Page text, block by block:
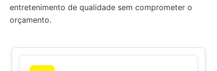
entretenimento de qualidade sem comprometer o
orçamento.